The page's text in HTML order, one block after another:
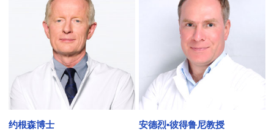
约根森博士 安德烈•彼得鲁尼教授